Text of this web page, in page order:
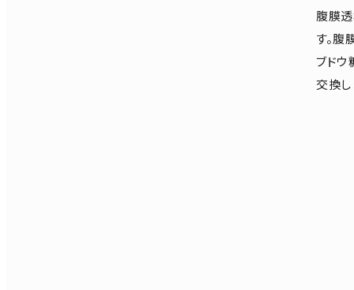
腹膜
す。
ブド
交換し